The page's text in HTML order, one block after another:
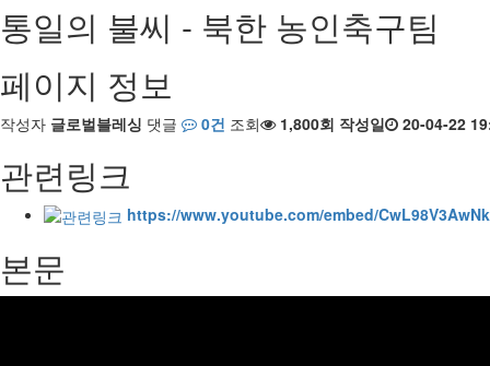
통일의 불씨 - 북한 농인축구팀
페이지 정보
작성자 글로벌블레싱 댓글 0건 조회 1,800회 작성일 20-04-22
관련링크
https://www.youtube.com/embed/CwL98V3AwNk
본문